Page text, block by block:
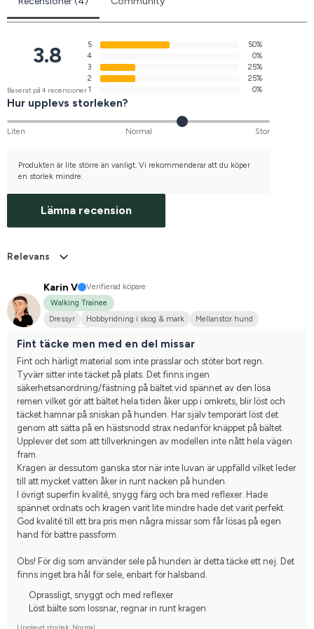
3.8
Baserat på 4 recensioner
5
50%
4
0%
3
25%
2
25%
1
0%
Hur upplevs storleken?
Liten Normal Stor
Produkten är lite större än vanligt. Vi rekommenderar att du köper
en storlek mindre.
Lämna recension
Relevans
Karin V
Verifierad köpare
Walking Trainee
Dressyr
Hobbyridning i skog & mark
Mellanstor hund
Fint täcke men med en del missar
Fint och härligt material som inte prasslar och stöter bort regn.
Tyvärr sitter inte täcket på plats. Det finns ingen
säkerhetsanordning/fästning på bältet vid spännet av den lösa
remen vilket gör att bältet hela tiden åker upp i omkrets, blir löst och
täcket hamnar på sniskan på hunden. Har själv temporärt löst det
genom att sätta på en hästsnodd strax nedanför knäppet på bältet.
Upplever det som att tillverkningen av modellen inte nått hela vägen
fram.
Kragen är dessutom ganska stor när inte luvan är uppfälld vilket leder
till att mycket vatten åker in runt nacken på hunden.
I övrigt superfin kvalité, snygg färg och bra med reflexer. Hade
spännet ordnats och kragen varit lite mindre hade det varit perfekt.
God kvalité till ett bra pris men några missar som får lösas på egen
hand för bättre passform.
Obs! För dig som använder sele på hunden är detta täcke ett nej. Det
finns inget bra hål för sele, enbart för halsband.
Oprassligt, snyggt och med reflexer
Löst bälte som lossnar, regnar in runt kragen